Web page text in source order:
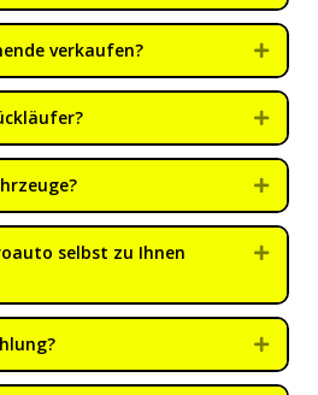
verkaufen?
selbst zu Ihnen